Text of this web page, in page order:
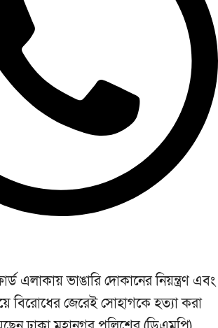
এলাকায় ভাঙারি দোকানের নিয়ন্ত্রণ এবং
বিরোধের জেরেই সোহাগকে হত্যা করা